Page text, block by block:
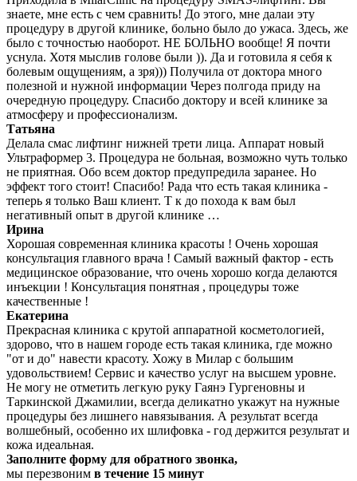
знаете, мне есть с чем сравнить! До этого, мне далаи эту
процедуру в другой клинике, больно было до ужаса. Здесь, же
было с точностью наоборот. НЕ БОЛЬНО вообще! Я почти
уснула. Хотя мыслив голове были )). Да и готовила я себя к
болевым ощущениям, а зря))) Получила от доктора много
полезной и нужной информации Через полгода приду на
очередную процедуру. Спасибо доктору и всей клинике за
атмосферу и профессионализм.
Татьяна
Делала смас лифтинг нижней трети лица. Аппарат новый
Ультраформер 3. Процедура не больная, возможно чуть только
не приятная. Обо всем доктор предупредила заранее. Но
эффект того стоит! Спасибо! Рада что есть такая клиника -
теперь я только Ваш клиент. Т к до похода к вам был
негативный опыт в другой клинике …
Ирина
Хорошая современная клиника красоты ! Очень хорошая
консультация главного врача ! Самый важный фактор - есть
медицинское образование, что очень хорошо когда делаются
инъекции ! Консультация понятная , процедуры тоже
качественные !
Екатерина
Прекрасная клиника с крутой аппаратной косметологией,
здорово, что в нашем городе есть такая клиника, где можно
"от и до" навести красоту. Хожу в Милар с большим
удовольствием! Сервис и качество услуг на высшем уровне.
Не могу не отметить легкую руку Гаянэ Гургеновны и
Таркинской Джамилии, всегда деликатно укажут на нужные
процедуры без лишнего навязывания. А результат всегда
волшебный, особенно их шлифовка - год держится результат и
кожа идеальная.
Заполните форму для обратного звонка,
мы перезвоним в течение 15 минут